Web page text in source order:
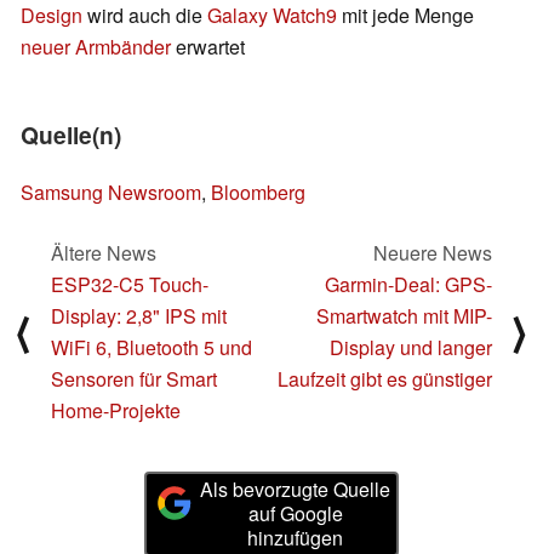
Design wird auch dieGalaxy Watch9 mit jede Menge
neuer Armbändererwartet
Quelle(n)
Samsung Newsroom, Bloomberg
⟨
Ältere News
ESP32-C5 Touch-
Display: 2,8" IPS mit
WiFi 6, Bluetooth 5 und
Sensoren für Smart
Home-Projekte
Neuere News
Garmin-Deal: GPS-
Smartwatch mit MIP-
Display und langer
Laufzeit gibt es günstiger
⟩
Als bevorzugte Quelle
auf Google
hinzufügen